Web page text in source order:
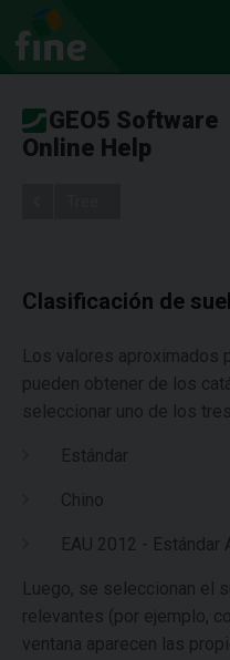
GEO5 Software
Online Help
Clasificación de
Los valores aproximados
pueden obtener de los
seleccionar uno de los
Estándar
Chino
EAU 2012 - Estándar
Luego, se seleccionan el
relevantes (por ejemplo,
ventana aparecen las